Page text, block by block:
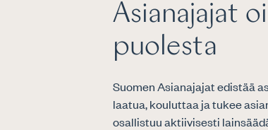
Asianajajat
puolesta
Suomen Asianajajat edistää
laatua, kouluttaa ja tukee
osallistuu aktiivisesti